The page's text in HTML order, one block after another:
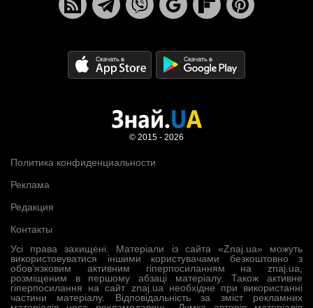
Усі права захищені. Матеріали із сайта «Znaj.ua» можуть
використовуватися іншими користувачами безкоштовно з
обов’язковим активним гіперпосиланням на znaj.ua,
розміщеним в першому абзаці матеріалу. Також активне
гіперпосилання на сайт znaj.ua необхідне при використанні
частини матеріалу. Відповідальність за зміст рекламних
Политика конфиденциальности
Реклама
Редакция
Контакты
© 2015 - 2026